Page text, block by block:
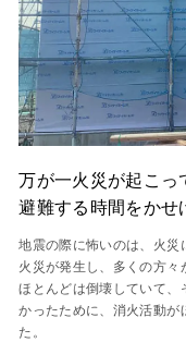
万が一火災が起こっ
避難する時間をかせ
地震の際に怖いのは、火
火災が発生し、多くの方
ほとんどは倒壊していて、
かったために、消火活動が
た。